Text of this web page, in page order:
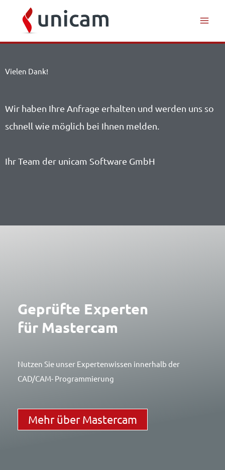
springen
springen
Vielen Dank!
Wir haben Ihre Anfrage erhalten und werden uns so
schnell wie möglich bei Ihnen melden.
Ihr Team der unicam Software GmbH
Geprüfte Experten
für Mastercam
Nutzen Sie unser Expertenwissen innerhalb der
CAD/CAM- Programmierung
Mehr über Mastercam